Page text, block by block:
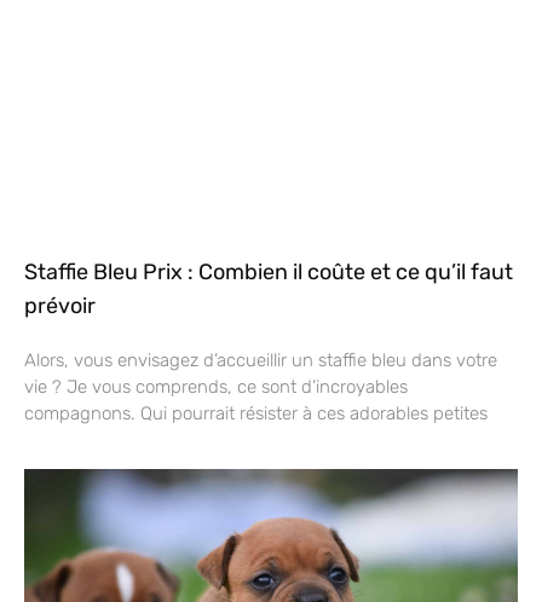
Staffie Bleu Prix : Combien il coûte et ce qu’il faut
prévoir
Alors, vous envisagez d’accueillir un staffie bleu dans votre
vie ? Je vous comprends, ce sont d’incroyables
compagnons. Qui pourrait résister à ces adorables petites